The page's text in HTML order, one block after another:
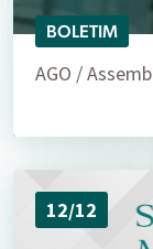
BOLETIM
AGO /
12/12